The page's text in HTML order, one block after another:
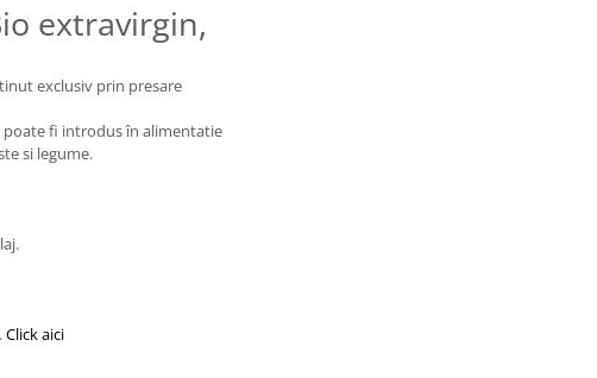
extravirgin,
exclusiv prin presare
poate fi introdus în alimentatie
si legume.
Click aici